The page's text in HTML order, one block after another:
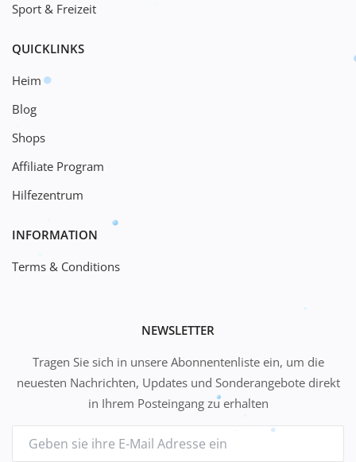
Sport & Freizeit
QUICKLINKS
Heim
Blog
Shops
Affiliate Program
Hilfezentrum
INFORMATION
Terms & Conditions
NEWSLETTER
Tragen Sie sich in unsere Abonnentenliste ein, um die
neuesten Nachrichten, Updates und Sonderangebote direkt
in Ihrem Posteingang zu erhalten